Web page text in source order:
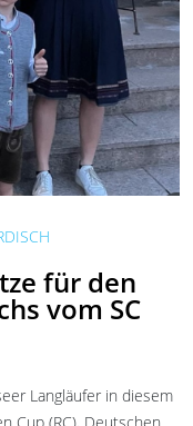
für den
vom SC
Langläufer in diesem
Cup (RC), Deutschen